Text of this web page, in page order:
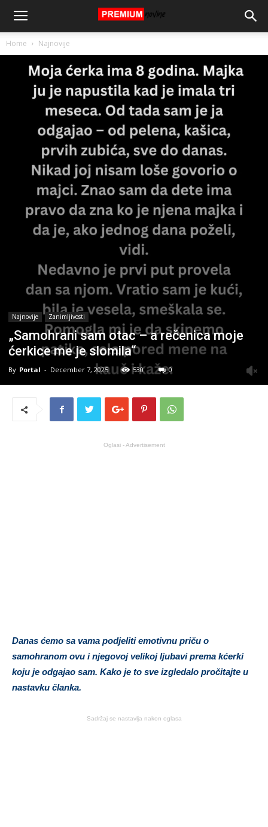
Home Najnovije
Najnovije Zanimljivosti
„Samohrani sam otac – a rečenica moje
ćerkice me je slomila“
By Portal - December 7, 2025 530 0
Oglasi - Advertisement
Danas ćemo sa vama podjeliti emotivnu priču o
samohranom ovu i njegovoj velikoj ljubavi prema kćerki
koju je odgajao sam. Kako je to sve izgledalo pročitajte u
nastavku članka.
Sadržaj se nastavlja nakon oglasa